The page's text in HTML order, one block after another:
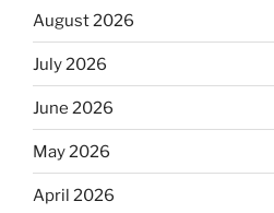
August 2026
July 2026
June 2026
May 2026
April 2026